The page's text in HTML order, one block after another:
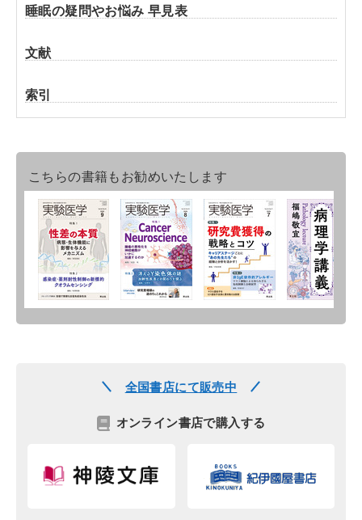
睡眠の疑問やお悩み 早見表
文献
索引
こちらの書籍もお勧めいたします
全国書店にて販売中
オンライン書店で購入する